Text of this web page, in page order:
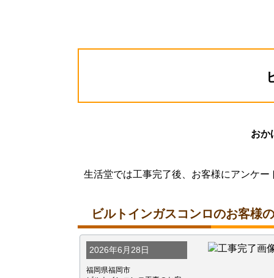
おか
生活堂では工事完了後、お客様にアンケ
ビルトインガスコンロのお客様
2026年6月28日
福岡県福岡市